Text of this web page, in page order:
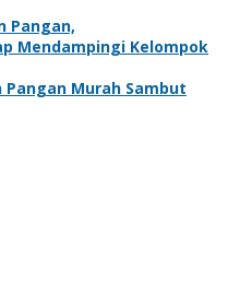
Pangan,
Mendampingi Kelompok
Murah Sambut